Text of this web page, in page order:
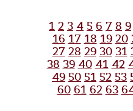
1 2 3 4 5 6 7 8 9
16 17 18 19 20
27 28 29 30 31
38 39 40 41 42
49 50 51 52 53
60 61 62 63